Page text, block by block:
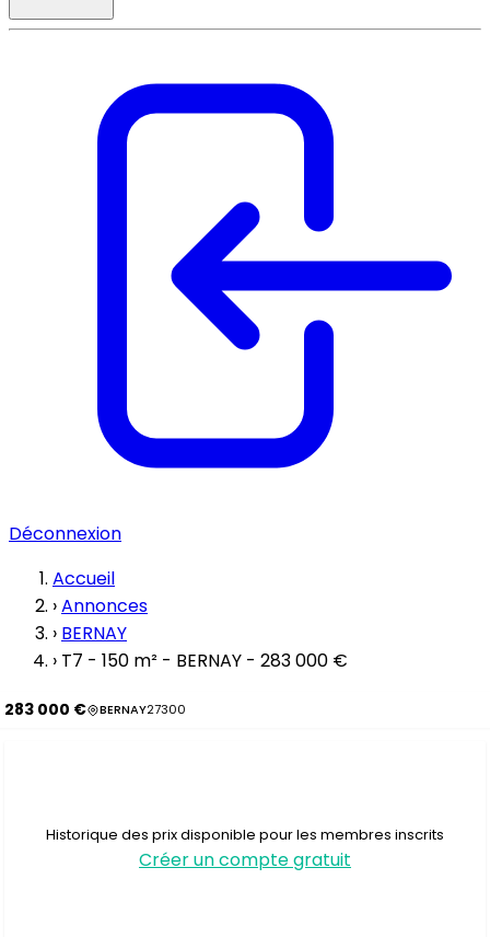
Déconnexion
Accueil
›Annonces
› BERNAY
› T7 - 150 m² - BERNAY - 283 000 €
283 000 € BERNAY27300
Historique des prix disponible pour les membres inscrits
Créer un compte gratuit